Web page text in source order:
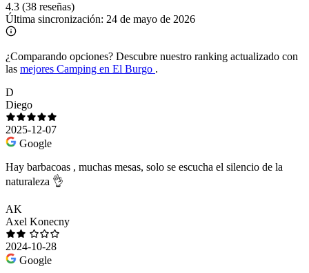
4.3 (38 reseñas)
Última sincronización: 24 de mayo de 2026
¿Comparando opciones? Descubre nuestro ranking actualizado con
las mejores Camping en El Burgo .
D
Diego
2025-12-07
Google
Hay barbacoas , muchas mesas, solo se escucha el silencio de la
naturaleza 👌
AK
Axel Konecny
2024-10-28
Google